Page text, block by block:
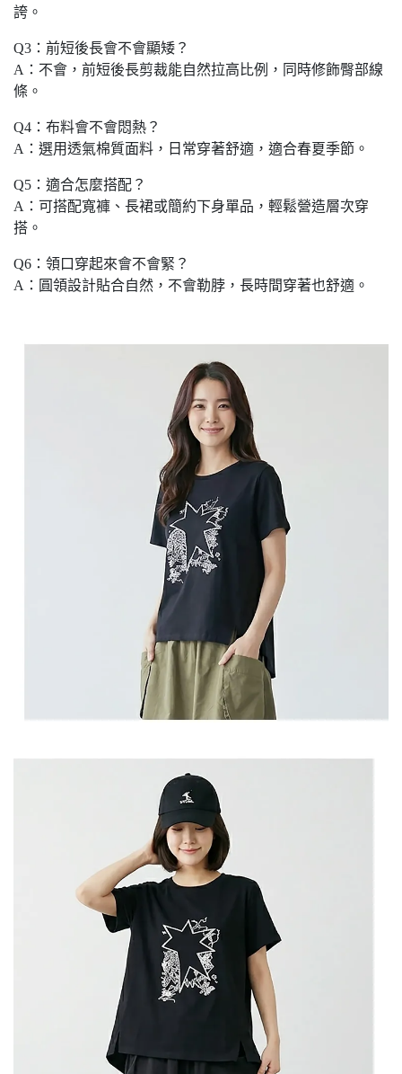
誇。
Q3：前短後長會不會顯矮？
A：不會，前短後長剪裁能自然拉高比例，同時修飾臀部線
條。
Q4：布料會不會悶熱？
A：選用透氣棉質面料，日常穿著舒適，適合春夏季節。
Q5：適合怎麼搭配？
A：可搭配寬褲、長裙或簡約下身單品，輕鬆營造層次穿
搭。
Q6：領口穿起來會不會緊？
A：圓領設計貼合自然，不會勒脖，長時間穿著也舒適。